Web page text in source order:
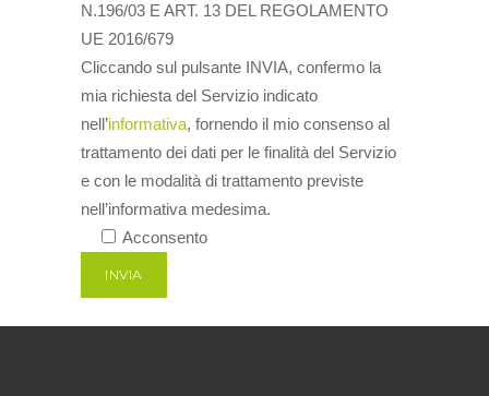
N.196/03 E ART. 13 DEL REGOLAMENTO
UE 2016/679
Cliccando sul pulsante INVIA, confermo la
mia richiesta del Servizio indicato
nell’informativa, fornendo il mio consenso al
trattamento dei dati per le finalità del Servizio
e con le modalità di trattamento previste
nell’informativa medesima.
Acconsento